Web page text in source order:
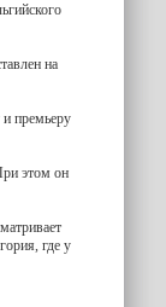
на
премьеру
этом он
где у